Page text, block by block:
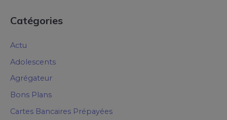
Catégories
Actu
Adolescents
Agrégateur
Bons Plans
Cartes Bancaires Prépayées